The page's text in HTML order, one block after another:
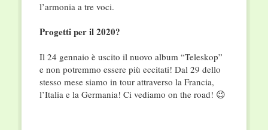
l’armonia a tre voci.
Progetti per il 2020?
Il 24 gennaio è uscito il nuovo album “Teleskop”
e non potremmo essere più eccitati! Dal 29 dello
stesso mese siamo in tour attraverso la Francia,
l’Italia e la Germania! Ci vediamo on the road! 😉